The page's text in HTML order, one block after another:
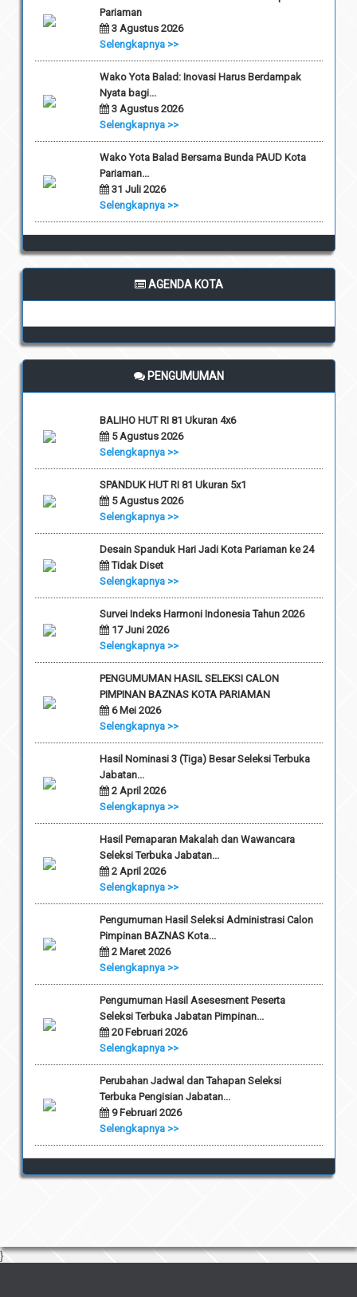
Pariaman
3 Agustus 2026
Selengkapnya >>
Wako Yota Balad: Inovasi Harus Berdampak
Nyata bagi...
3 Agustus 2026
Selengkapnya >>
Wako Yota Balad Bersama Bunda PAUD Kota
Pariaman...
31 Juli 2026
Selengkapnya >>
AGENDA KOTA
PENGUMUMAN
BALIHO HUT RI 81 Ukuran 4x6
5 Agustus 2026
Selengkapnya >>
SPANDUK HUT RI 81 Ukuran 5x1
5 Agustus 2026
Selengkapnya >>
Desain Spanduk Hari Jadi Kota Pariaman ke 24
Tidak Diset
Selengkapnya >>
Survei Indeks Harmoni Indonesia Tahun 2026
17 Juni 2026
Selengkapnya >>
PENGUMUMAN HASIL SELEKSI CALON
PIMPINAN BAZNAS KOTA PARIAMAN
6 Mei 2026
Selengkapnya >>
Hasil Nominasi 3 (Tiga) Besar Seleksi Terbuka
Jabatan...
2 April 2026
Selengkapnya >>
Hasil Pemaparan Makalah dan Wawancara
Seleksi Terbuka Jabatan...
2 April 2026
Selengkapnya >>
Pengumuman Hasil Seleksi Administrasi Calon
Pimpinan BAZNAS Kota...
2 Maret 2026
Selengkapnya >>
Pengumuman Hasil Asesesment Peserta
Seleksi Terbuka Jabatan Pimpinan...
20 Februari 2026
Selengkapnya >>
Perubahan Jadwal dan Tahapan Seleksi
Terbuka Pengisian Jabatan...
9 Februari 2026
Selengkapnya >>
}